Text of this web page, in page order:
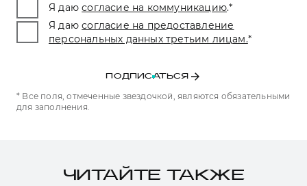
Я даю согласие на коммуникацию.*
Я даю согласие на предоставление
персональных данных третьим лицам.*
ПОДПИСАТЬСЯ
* Все поля, отмеченные звездочкой, являются обязательными
для заполнения.
ЧИТАЙТЕ ТАКЖЕ